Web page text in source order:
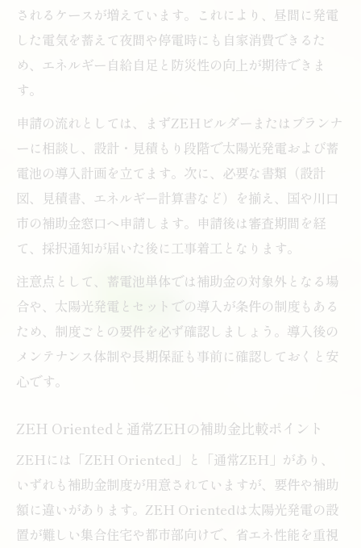
されるケースが増えています。これにより、昼間に発電
した電気を蓄えて夜間や停電時にも自家消費できるた
め、エネルギー自給自足と防災性の向上が期待できま
す。
申請の流れとしては、まずZEHビルダーまたはプランナ
ーに相談し、設計・見積もり段階で太陽光発電および蓄
電池の導入計画を立てます。次に、必要な書類（設計
図、見積書、エネルギー計算書など）を揃え、国や川口
市の補助金窓口へ申請します。申請後は審査期間を経
て、採択通知が届いた後に工事着工となります。
注意点として、蓄電池単体では補助金の対象外となる場
合や、太陽光発電とセットでの導入が条件の制度もある
ため、制度ごとの要件を必ず確認しましょう。導入後の
メンテナンス体制や長期保証も事前に確認しておくと安
心です。
ZEH Orientedと通常ZEHの補助金比較ポイント
ZEHには「ZEH Oriented」と「通常ZEH」があり、
いずれも補助金制度が用意されていますが、要件や補助
額に違いがあります。ZEH Orientedは太陽光発電の設
置が難しい集合住宅や都市部向けで、省エネ性能を重視